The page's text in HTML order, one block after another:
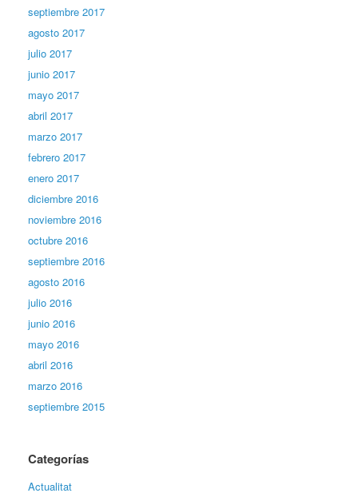
septiembre 2017
agosto 2017
julio 2017
junio 2017
mayo 2017
abril 2017
marzo 2017
febrero 2017
enero 2017
diciembre 2016
noviembre 2016
octubre 2016
septiembre 2016
agosto 2016
julio 2016
junio 2016
mayo 2016
abril 2016
marzo 2016
septiembre 2015
Categorías
Actualitat